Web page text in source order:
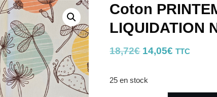
Coton
LIQUIDATION
18,72€ Le
initial
14,05€ Le
TTC
25 en stock